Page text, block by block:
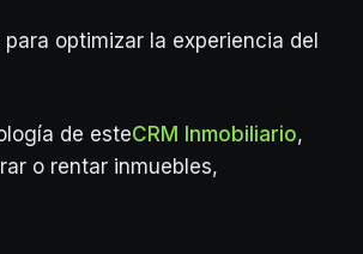
optimizar la experiencia del
de esteCRM Inmobiliario,
o rentar inmuebles,